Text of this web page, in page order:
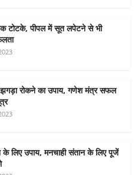
टोटके, पीपल में सूत लपेटने से भी
रोकने का उपाय, गणेश मंत्र सफल
के लिए उपाय, मनचाही संतान के लिए पूजें